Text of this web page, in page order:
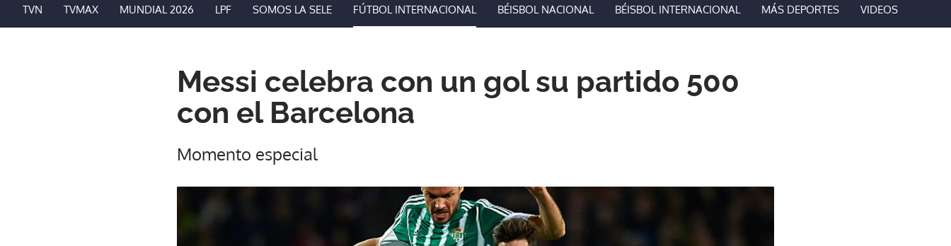
TVN TVMAX MUNDIAL 2026 LPF SOMOS LA SELE FÚTBOL INTERNACIONAL BÉISBOL NACIONAL BÉISBOL INTERNACIONAL MÁS DEPORTES VIDEOS
Messi celebra con un gol su partido 500
con el Barcelona
Momento especial